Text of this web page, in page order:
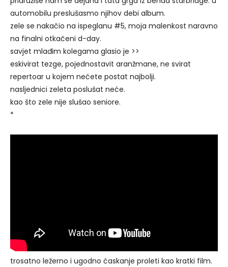
automobilu preslušasmo njihov debi album.
zele se nakačio na ispeglanu #5, moja malenkost naravno
na finalni otkačeni d-day.
savjet mlađim kolegama glasio je >>
eskivirat tezge, pojednostavit aranžmane, ne svirat
repertoar u kojem nećete postat najbolji.
nasljednici zeleta poslušat neće.
kao što zele nije slušao seniore.
*
trosatno ležerno i ugodno ćaskanje proleti kao kratki film.